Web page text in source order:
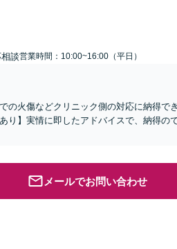
談営業時間：10:00~16:00（平日）
の火傷などクリニック側の対応に納得で
り】実情に即したアドバイスで、納得の
メールでお問い合わせ